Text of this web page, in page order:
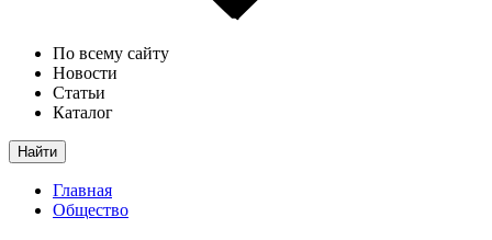
По всему сайту
Новости
Статьи
Каталог
Найти
Главная
Общество